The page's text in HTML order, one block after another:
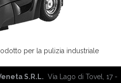
per la pulizia industriale
S.R.L. Via Lago di Tovel, 17 -